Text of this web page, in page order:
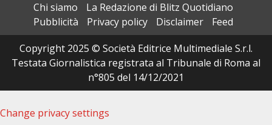
Chi siamo
La Redazione di Blitz Quotidiano
Pubblicità
Privacy policy Disclaimer
Feed
Copyright 2025 © Società Editrice Multimediale S.r.l.
Testata Giornalistica registrata al Tribunale di Roma al
n°805 del 14/12/2021
Change privacy settings